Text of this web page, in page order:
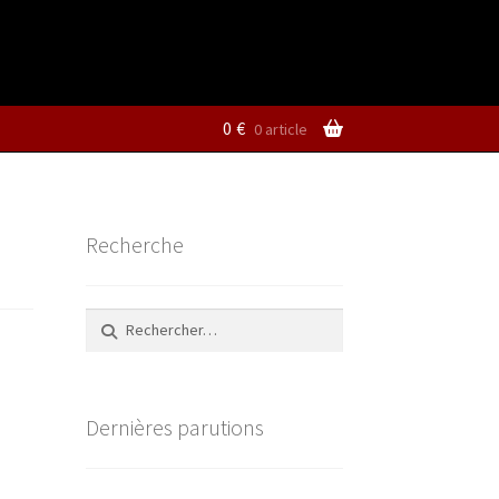
0 € 0 article
Recherche
Rechercher :
Dernières parutions